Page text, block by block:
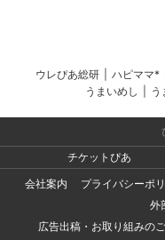
ウレぴあ総研 ハピママ*
うまいめし
う
チケットぴあ
会社案内
プライバシーポ
外
広告出稿・お取り組みの